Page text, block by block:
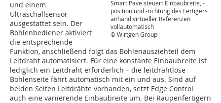
Smart Pave steuert Einbaubreite, -
position und -richtung des Fertigers
anhand virtueller Referenzen
vollautomatisch
© Wirtgen Group
und einem
Ultraschallsensor
ausgestattet sein. Der
Bohlenbediener aktiviert
die entsprechende
Funktion, anschließend folgt das Bohlenausziehteil dem
Leitdraht automatisiert. Für eine konstante Einbaubreite ist
lediglich ein Leitdraht erforderlich – die leitdrahtlose
Bohlenseite fährt automatisch mit ein und aus. Sind auf
beiden Seiten Leitdrähte vorhanden, setzt Edge Control
auch eine variierende Einbaubreite um. Bei Raupenfertigern